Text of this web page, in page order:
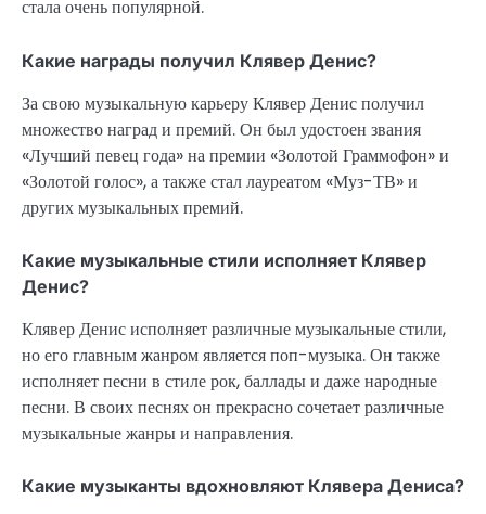
стала очень популярной.
Какие награды получил Клявер Денис?
За свою музыкальную карьеру Клявер Денис получил
множество наград и премий. Он был удостоен звания
«Лучший певец года» на премии «Золотой Граммофон» и
«Золотой голос», а также стал лауреатом «Муз-ТВ» и
других музыкальных премий.
Какие музыкальные стили исполняет Клявер
Денис?
Клявер Денис исполняет различные музыкальные стили,
но его главным жанром является поп-музыка. Он также
исполняет песни в стиле рок, баллады и даже народные
песни. В своих песнях он прекрасно сочетает различные
музыкальные жанры и направления.
Какие музыканты вдохновляют Клявера Дениса?